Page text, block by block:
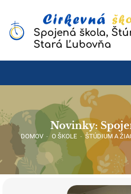
Spojená škola,
Stará Ľubovňa
Novinky:
DOMOV - O ŠKOLE - ŠTÚDIUM A